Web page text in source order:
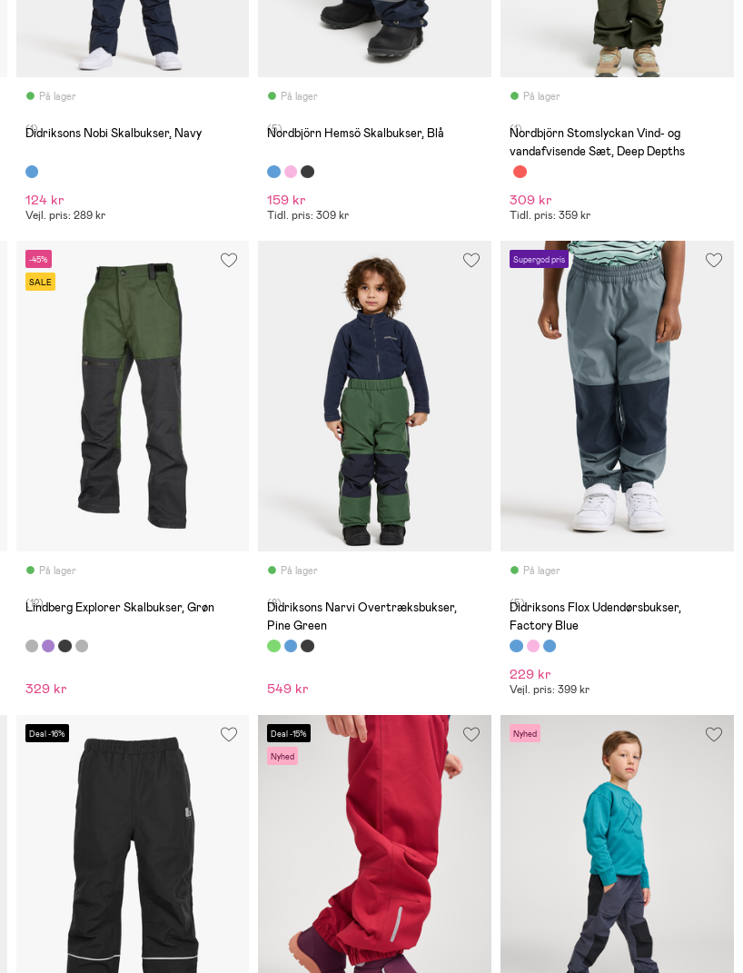
På lager
(1)
Didriksons Nobi Skalbukser, Navy
124 kr
Vejl. pris: 289 kr
På lager
(5)
Nordbjörn Hemsö Skalbukser, Blå
159 kr
Tidl. pris: 309 kr
På lager
(1)
Nordbjörn Stomslyckan Vind- og
vandafvisende Sæt, Deep Depths
309 kr
Tidl. pris: 359 kr
-45%
SALE
På lager
(12)
Lindberg Explorer Skalbukser, Grøn
329 kr
På lager
(8)
Didriksons Narvi Overtræksbukser,
Pine Green
549 kr
Supergod pris
På lager
(5)
Didriksons Flox Udendørsbukser,
Factory Blue
229 kr
Vejl. pris: 399 kr
Deal -16% Deal -15%
Nyhed
Nyhed